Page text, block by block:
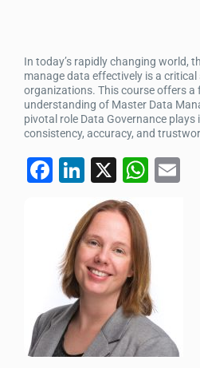
In today’s rapidly changing world,
manage data effectively is a
organizations. This course offers a
understanding of Master Data
pivotal role Data Governance plays
consistency, accuracy, and
F
a
e
b
o
o
k
Li
n
k
e
dI
n
X W
h
s
A
p
p